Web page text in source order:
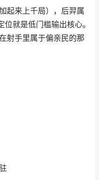
起来上千局），后羿属
就是低门槛输出核心。
射手里属于偏亲民的那